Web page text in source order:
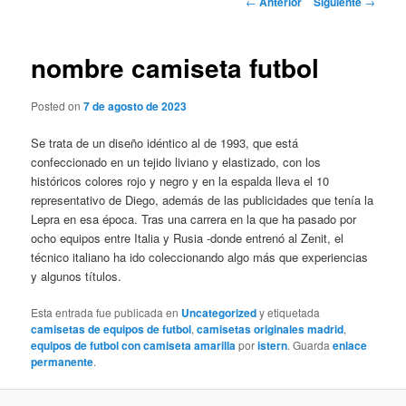
nombre camiseta futbol
Posted on7 de agosto de 2023
Se trata de un diseño idéntico al de 1993, que está
confeccionado en un tejido liviano y elastizado, con los
históricos colores rojo y negro y en la espalda lleva el 10
representativo de Diego, además de las publicidades que tenía la
Lepra en esa época. Tras una carrera en la que ha pasado por
ocho equipos entre Italia y Rusia -donde entrenó al Zenit, el
técnico italiano ha ido coleccionando algo más que experiencias
y algunos títulos.
Esta entrada fue publicada en Uncategorizedy etiquetada
camisetas de equipos de futbol,camisetas originales madrid,
equipos de futbol con camiseta amarillaporistern. Guardaenlace
permanente.